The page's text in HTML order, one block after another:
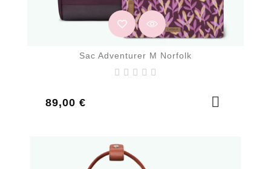
Sac Adventurer M Norfolk
89,00 €
Prix